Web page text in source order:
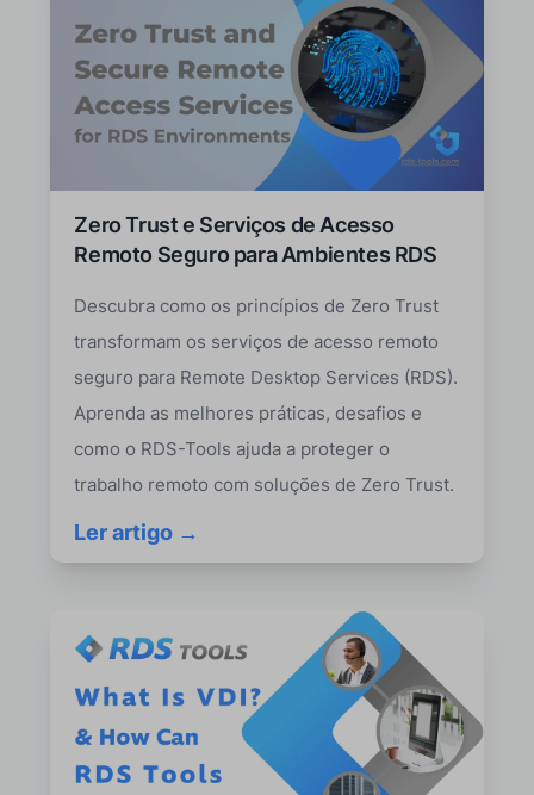
Zero Trust e Serviços de Acesso
Remoto Seguro para Ambientes RDS
Descubra como os princípios de Zero Trust
transformam os serviços de acesso remoto
seguro para Remote Desktop Services (RDS).
Aprenda as melhores práticas, desafios e
como o RDS-Tools ajuda a proteger o
trabalho remoto com soluções de Zero Trust.
Ler artigo →